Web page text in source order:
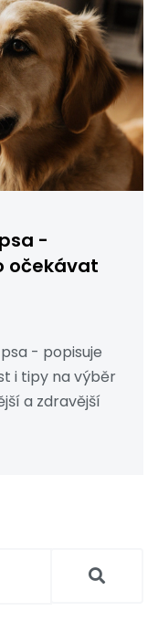
-
očekávat
- popisuje
i tipy na výběr
a zdravější